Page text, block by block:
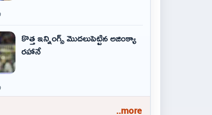
కొత్త ఇన్నింగ్స్ మొదలుపెట్టిన అజింక్యా
రహానే
..more